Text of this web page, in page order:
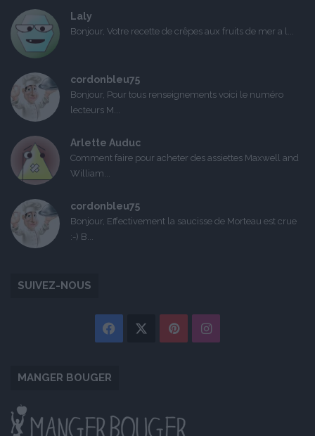
Laly
Bonjour, Votre recette de crêpes aux fruits de mer a l...
cordonbleu75
Bonjour, Pour tous renseignements voici le numéro
lecteurs M...
Arlette Auduc
Comment faire pour acheter des assiettes Maxwell and
William...
cordonbleu75
Bonjour, Effectivement la saucisse de Morteau est crue
:-) B...
SUIVEZ-NOUS
Facebook PinterestInstagram
MANGER BOUGER